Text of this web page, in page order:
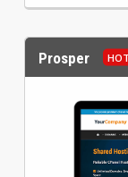
Prosper